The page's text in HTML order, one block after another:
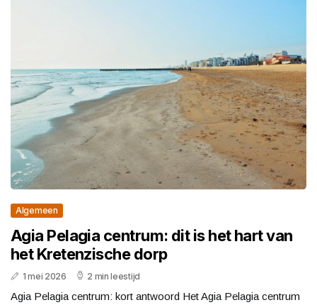
Algemeen
Agia Pelagia centrum: dit is het hart van
het Kretenzische dorp
1 mei 2026 2 min leestijd
Agia Pelagia centrum: kort antwoord Het Agia Pelagia centrum